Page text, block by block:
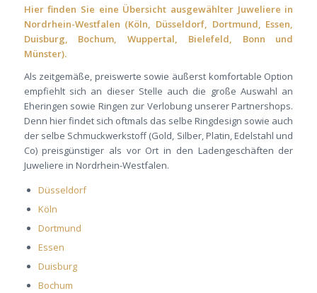
Hier finden Sie eine Übersicht ausgewählter Juweliere in
Nordrhein-Westfalen (Köln, Düsseldorf, Dortmund, Essen,
Duisburg, Bochum, Wuppertal, Bielefeld, Bonn und
Münster).
Als zeitgemäße, preiswerte sowie äußerst komfortable Option
empfiehlt sich an dieser Stelle auch die große Auswahl an
Eheringen sowie Ringen zur Verlobung unserer Partnershops.
Denn hier findet sich oftmals das selbe Ringdesign sowie auch
der selbe Schmuckwerkstoff (Gold, Silber, Platin, Edelstahl und
Co) preisgünstiger als vor Ort in den Ladengeschäften der
Juweliere in Nordrhein-Westfalen.
Düsseldorf
Köln
Dortmund
Essen
Duisburg
Bochum